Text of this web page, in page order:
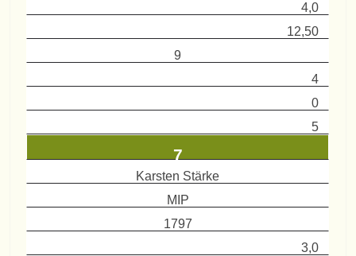
4,0
12,50
9
4
0
5
7
Karsten Stärke
MIP
1797
3,0